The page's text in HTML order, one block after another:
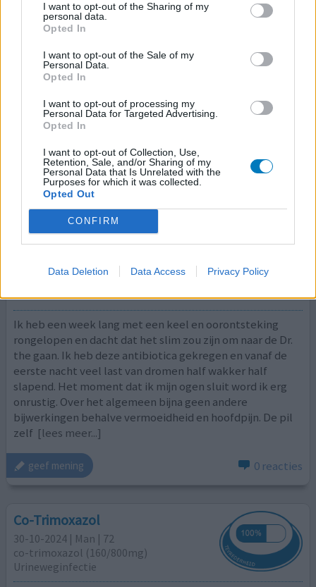
I want to opt-out of the Sharing of my
personal data.
Opted In
I want to opt-out of the Sale of my
Personal Data.
Opted In
I want to opt-out of processing my
Personal Data for Targeted Advertising.
Opted In
I want to opt-out of Collection, Use,
Retention, Sale, and/or Sharing of my
Personal Data that Is Unrelated with the
Purposes for which it was collected.
Opted Out
CONFIRM
Data Deletion Data Access Privacy Policy
één van de littekens gekomen, of dit is gebeurd ergens
later in 2024. Eind 2024 ben ik daarom nogmaals
geopereerd om het operatiemateriaal eruit te halen en
te onderzoeken op infecties en ik ben toen aan de
[lees meer...]
geef mening 0 reacties
Co-Trimoxazol
05-11-2024 | Vrouw | 24
co-trimoxazol (960mg)
Keelontsteking
Effectiviteit
Bijwerkingen
Ik heb een week lang met een keel en oorontsteking
rongelopen en dacht dat het slim zou zijn om naar de Dr.
the gaan. Ik heb deze antibiotica gekregen en vanaf de
eerste nacht veel last van dromen half wakker half
slapend. Het moment dat ik mijn ogen sluit word ik erg
onrustig. Over het algemeen bijna geen andere
bijwerkingen behalve vermoeidheid en hoofdpijn. De pil
zelf [lees meer...]
geef mening 0 reacties
Co-Trimoxazol
30-10-2024 | Man | 72
co-trimoxazol (160/800mg)
Urineweginfectie